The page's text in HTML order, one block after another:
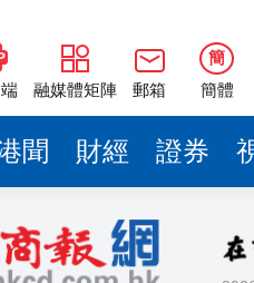
融媒體矩陣 郵箱
簡
簡體
聞 財經 證券
破解物流瓶頸 武穴重
廣州舉辦國際航空貨
九龍城一輛的士左
深化數字領域互聯互
五月樓宇買賣錄